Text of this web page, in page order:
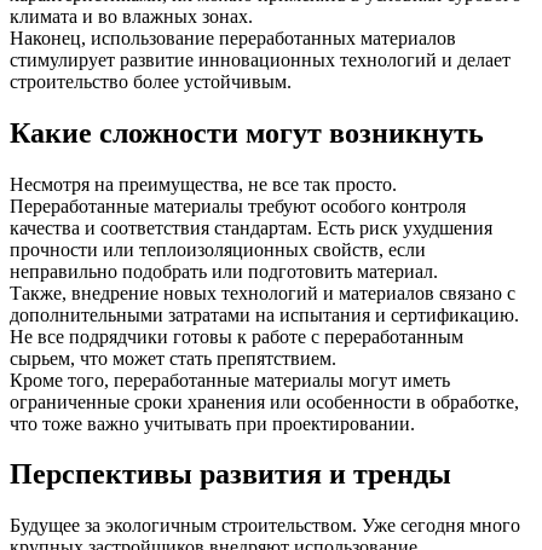
климата и во влажных зонах.
Наконец, использование переработанных материалов
стимулирует развитие инновационных технологий и делает
строительство более устойчивым.
Какие сложности могут возникнуть
Несмотря на преимущества, не все так просто.
Переработанные материалы требуют особого контроля
качества и соответствия стандартам. Есть риск ухудшения
прочности или теплоизоляционных свойств, если
неправильно подобрать или подготовить материал.
Также, внедрение новых технологий и материалов связано с
дополнительными затратами на испытания и сертификацию.
Не все подрядчики готовы к работе с переработанным
сырьем, что может стать препятствием.
Кроме того, переработанные материалы могут иметь
ограниченные сроки хранения или особенности в обработке,
что тоже важно учитывать при проектировании.
Перспективы развития и тренды
Будущее за экологичным строительством. Уже сегодня много